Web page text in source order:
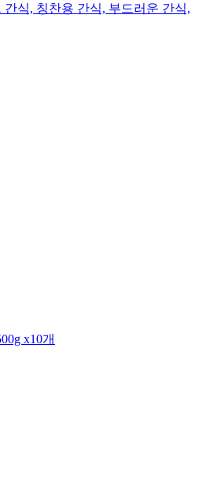
식, 칭찬용 간식, 부드러운 간식,
x10개